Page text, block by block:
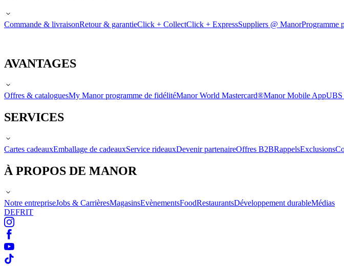
Commande & livraisonRetour & garantieClick + CollectClick + ExpressSuppliers @ ManorProgramme
AVANTAGES
Offres & cataloguesMy Manor programme de fidélitéManor World Mastercard®Manor Mobile AppUBS
SERVICES
Cartes cadeauxEmballage de cadeauxService rideauxDevenir partenaireOffres B2BRappelsExclusions
À PROPOS DE MANOR
Notre entrepriseJobs & CarrièresMagasinsEvènementsFoodRestaurantsDéveloppement durableMédias
DEFRIT